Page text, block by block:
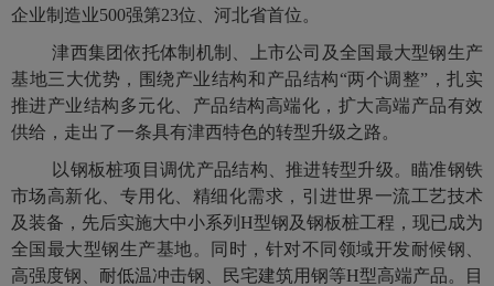
企业制造业500强第23位、河北省首位。
津西集团依托体制机制、上市公司及全国最大型钢生产
基地三大优势，围绕产业结构和产品结构“两个调整”，扎实
推进产业结构多元化、产品结构高端化，扩大高端产品有效
供给，走出了一条具有津西特色的转型升级之路。
以钢板桩项目调优产品结构、推进转型升级。瞄准钢铁
市场高新化、专用化、精细化需求，引进世界一流工艺技术
及装备，先后实施大中小系列H型钢及钢板桩工程，现已成为
全国最大型钢生产基地。同时，针对不同领域开发耐候钢、
高强度钢、耐低温冲击钢、民宅建筑用钢等H型高端产品。目